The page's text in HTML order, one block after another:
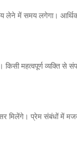
में समय लगेगा। आर्थिक
महत्वपूर्ण व्यक्ति से
मिलेंगे। प्रेम संबंधों में